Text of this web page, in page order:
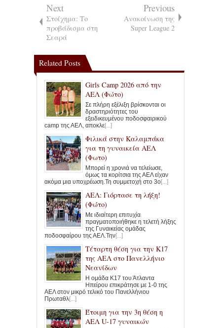
Next
Στοίχημα: Το
προβάδισμα στη
Σεαρά
Previous
Ανακοίνωση της
Super League 2
Related Posts
Girls Camp 2026 από την
ΑΕΛ (Φώτο)
Σε πλήρη εξέλιξη βρίσκονται οι
δραστηριότητες του
εξειδικευμένου ποδοσφαιρικού
camp της ΑΕΛ, αποκλε[...]
Φιλικά στην Καλαμπάκα
για τη γυναικεία ΑΕΛ
(Φωτο)
Μπορεί η χρονιά να τελείωσε,
όμως τα κορίτσια της ΑΕΛ είχαν
ακόμα μια υποχρέωση.Τη συμμετοχή στο 3ο[...]
ΑΕΛ: Γιόρτασε τη λήξη!
(Φώτο)
Με ιδιαίτερη επιτυχία
πραγματοποιήθηκε η τελετή λήξης
της Γυναικείας ομάδας
ποδοσφαίρου της ΑΕΛ.Την[...]
Τέταρτη θέση για την Κ17
της ΑΕΛ στο Πανελλήνιο
Νεανίδων
Η ομάδα Κ17 του Άτλαντα
Ηπείρου επικράτησε με 1-0 της
ΑΕΛ στον μικρό τελικό του Πανελλήνιου
Πρωταθλ[...]
Έτοιμη για την 3η θέση η
ΑΕΛ U-17 γυναικών